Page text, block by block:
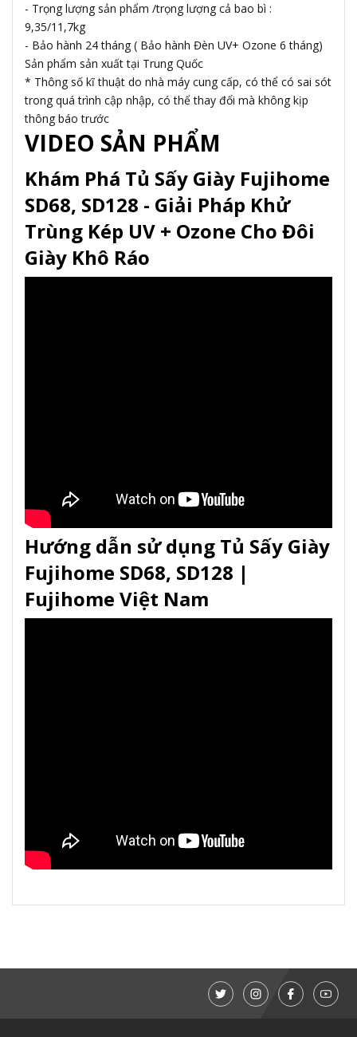
- Trọng lượng sản phẩm /trọng lượng cả bao bì :
9,35/11,7kg
- Bảo hành 24 tháng ( Bảo hành Đèn UV+ Ozone 6 tháng)
Sản phẩm sản xuất tại Trung Quốc
* Thông số kĩ thuật do nhà máy cung cấp, có thể có sai sót
trong quá trình cập nhập, có thể thay đổi mà không kịp
thông báo trước
VIDEO SẢN PHẨM
Khám Phá Tủ Sấy Giày Fujihome
SD68, SD128 - Giải Pháp Khử
Trùng Kép UV + Ozone Cho Đôi
Giày Khô Ráo
Hướng dẫn sử dụng Tủ Sấy Giày
Fujihome SD68, SD128 |
Fujihome Việt Nam